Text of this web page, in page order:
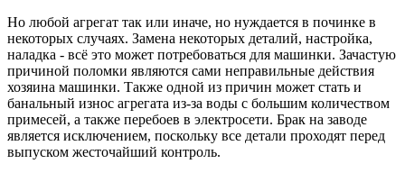
Но любой агрегат так или иначе, но нуждается в починке в
некоторых случаях. Замена некоторых деталий, настройка,
наладка - всё это может потребоваться для машинки. Зачастую
причиной поломки являются сами неправильные действия
хозяина машинки. Также одной из причин может стать и
банальный износ агрегата из-за воды с большим количеством
примесей, а также перебоев в электросети. Брак на заводе
является исключением, поскольку все детали проходят перед
выпуском жесточайший контроль.